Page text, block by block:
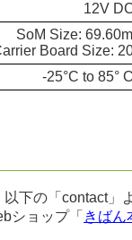
12V
SoM Size:
Board Size:
-25°C to 85°
下の「contact」
ショップ「 きばん